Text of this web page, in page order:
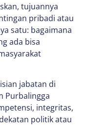
tujuannya
pribadi atau
satu: bagaimana
ada bisa
jabatan di
Purbalingga
integritas,
politik atau